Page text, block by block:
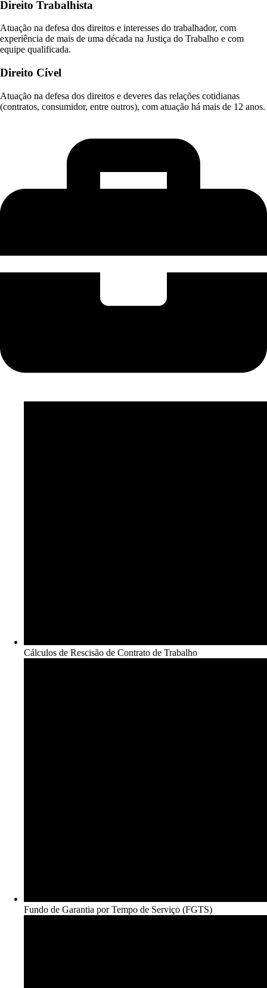
Direito Trabalhista
Atuação na defesa dos direitos e interesses do trabalhador, com
experiência de mais de uma década na Justiça do Trabalho e com
equipe qualificada.
Direito Cível
Atuação na defesa dos direitos e deveres das relações cotidianas
(contratos, consumidor, entre outros), com atuação há mais de 12 anos.
Cálculos de Rescisão de Contrato de Trabalho
Fundo de Garantia por Tempo de Serviço (FGTS)